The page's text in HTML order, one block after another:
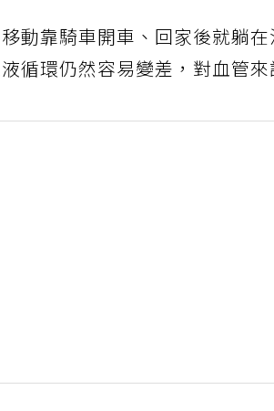
動靠騎車開車、回家後就躺
循環仍然容易變差，對血管來